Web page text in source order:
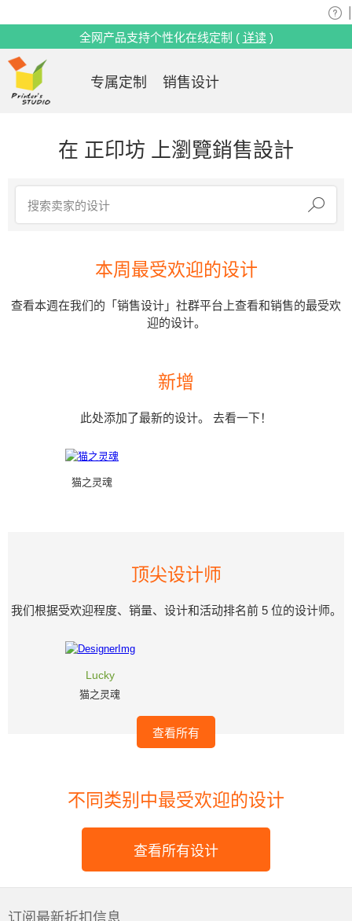
全网产品支持个性化在线定制 ( 详读)
专属定制 销售设计
在 正印坊 上瀏覽銷售設計
本周最受欢迎的设计
查看本週在我们的「销售设计」社群平台上查看和销售的最受欢
迎的设计。
新增
此处添加了最新的设计。 去看一下！
猫之灵魂
顶尖设计师
我们根据受欢迎程度、销量、设计和活动排名前 5 位的设计师。
Lucky
猫之灵魂
查看所有
不同类别中最受欢迎的设计
查看所有设计
订阅最新折扣信息